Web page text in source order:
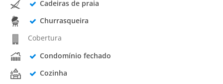
Cadeiras de praia
Churrasqueira
Cobertura
Condomínio fechado
Cozinha